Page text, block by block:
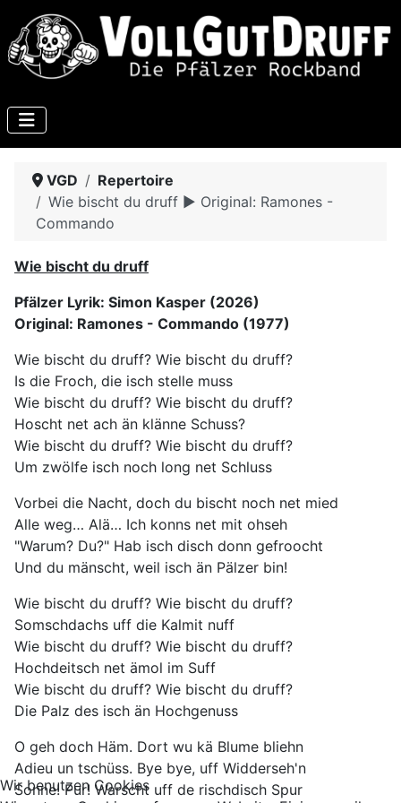
VGD
Repertoire
Wie bischt du druff ► Original: Ramones -
Commando
Wie bischt du druff
Pfälzer Lyrik: Simon Kasper (2026)
Original: Ramones - Commando (1977)
Wie bischt du druff? Wie bischt du druff?
Is die Froch, die isch stelle muss
Wie bischt du druff? Wie bischt du druff?
Hoscht net ach än klänne Schuss?
Wie bischt du druff? Wie bischt du druff?
Um zwölfe isch noch long net Schluss
Vorbei die Nacht, doch du bischt noch net mied
Alle weg… Alä… Ich konns net mit ohseh
"Warum? Du?" Hab isch disch donn gefroocht
Und du mänscht, weil isch än Pälzer bin!
Wie bischt du druff? Wie bischt du druff?
Somschdachs uff die Kalmit nuff
Wie bischt du druff? Wie bischt du druff?
Hochdeitsch net ämol im Suff
Wie bischt du druff? Wie bischt du druff?
Die Palz des isch än Hochgenuss
O geh doch Häm. Dort wu kä Blume bliehn
Adieu un tschüss. Bye bye, uff Widderseh'n
Sonne! Pur! Warscht uff de rischdisch Spur
Wir benutzen Cookies